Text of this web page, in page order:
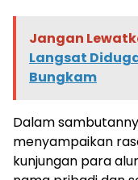
Jangan
Langsat
Bungkam
Dalam
menyampaikan
kunjungan para